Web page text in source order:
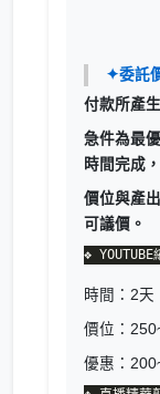
✦委託
付款所產
急件為最
時間完成
價位與產
可議價。
時間：2天
價位：
優惠：